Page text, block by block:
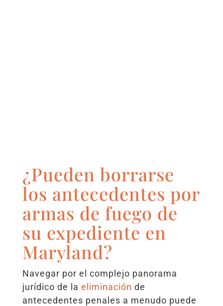
¿Pueden borrarse
los antecedentes por
armas de fuego de
su expediente en
Maryland?
Navegar por el complejo panorama
jurídico de la eliminación de
antecedentes penales a menudo puede